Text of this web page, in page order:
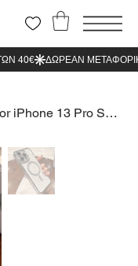
Shieldee - Royal Crystal MagSafe for iPhone 13 Pro Silver